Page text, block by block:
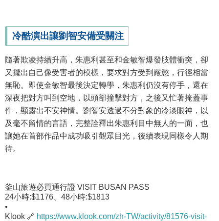
冷酷演出讓劉智安備受關注
隨著欺凌持續升高，朱惠利甚至和金敏智爆發肢體衝突，卻
又擺出自己像受害者的模樣，要求對方受到嚴懲，行徑相當
無恥。即使金敏智最後決定轉學，朱惠利仍沒有停手，還在
深夜把對方叫到空地，以頭部撞擊對方，之後又忙著掩蓋事
件，顯露出不安神情。劉智安透過不分對象的冷淡眼神，以
及毫不留情的言語，完整詮釋出朱惠利目中無人的一面，也
讓她在首部作品中成功吸引觀眾目光，後續表現同樣令人期
待。
釜山旅遊必買通行證 VISIT BUSAN PASS
24小時:$1176、48小時:$1813
•
Klook 🔗 https://www.klook.com/zh-TW/activity/81576-visit-